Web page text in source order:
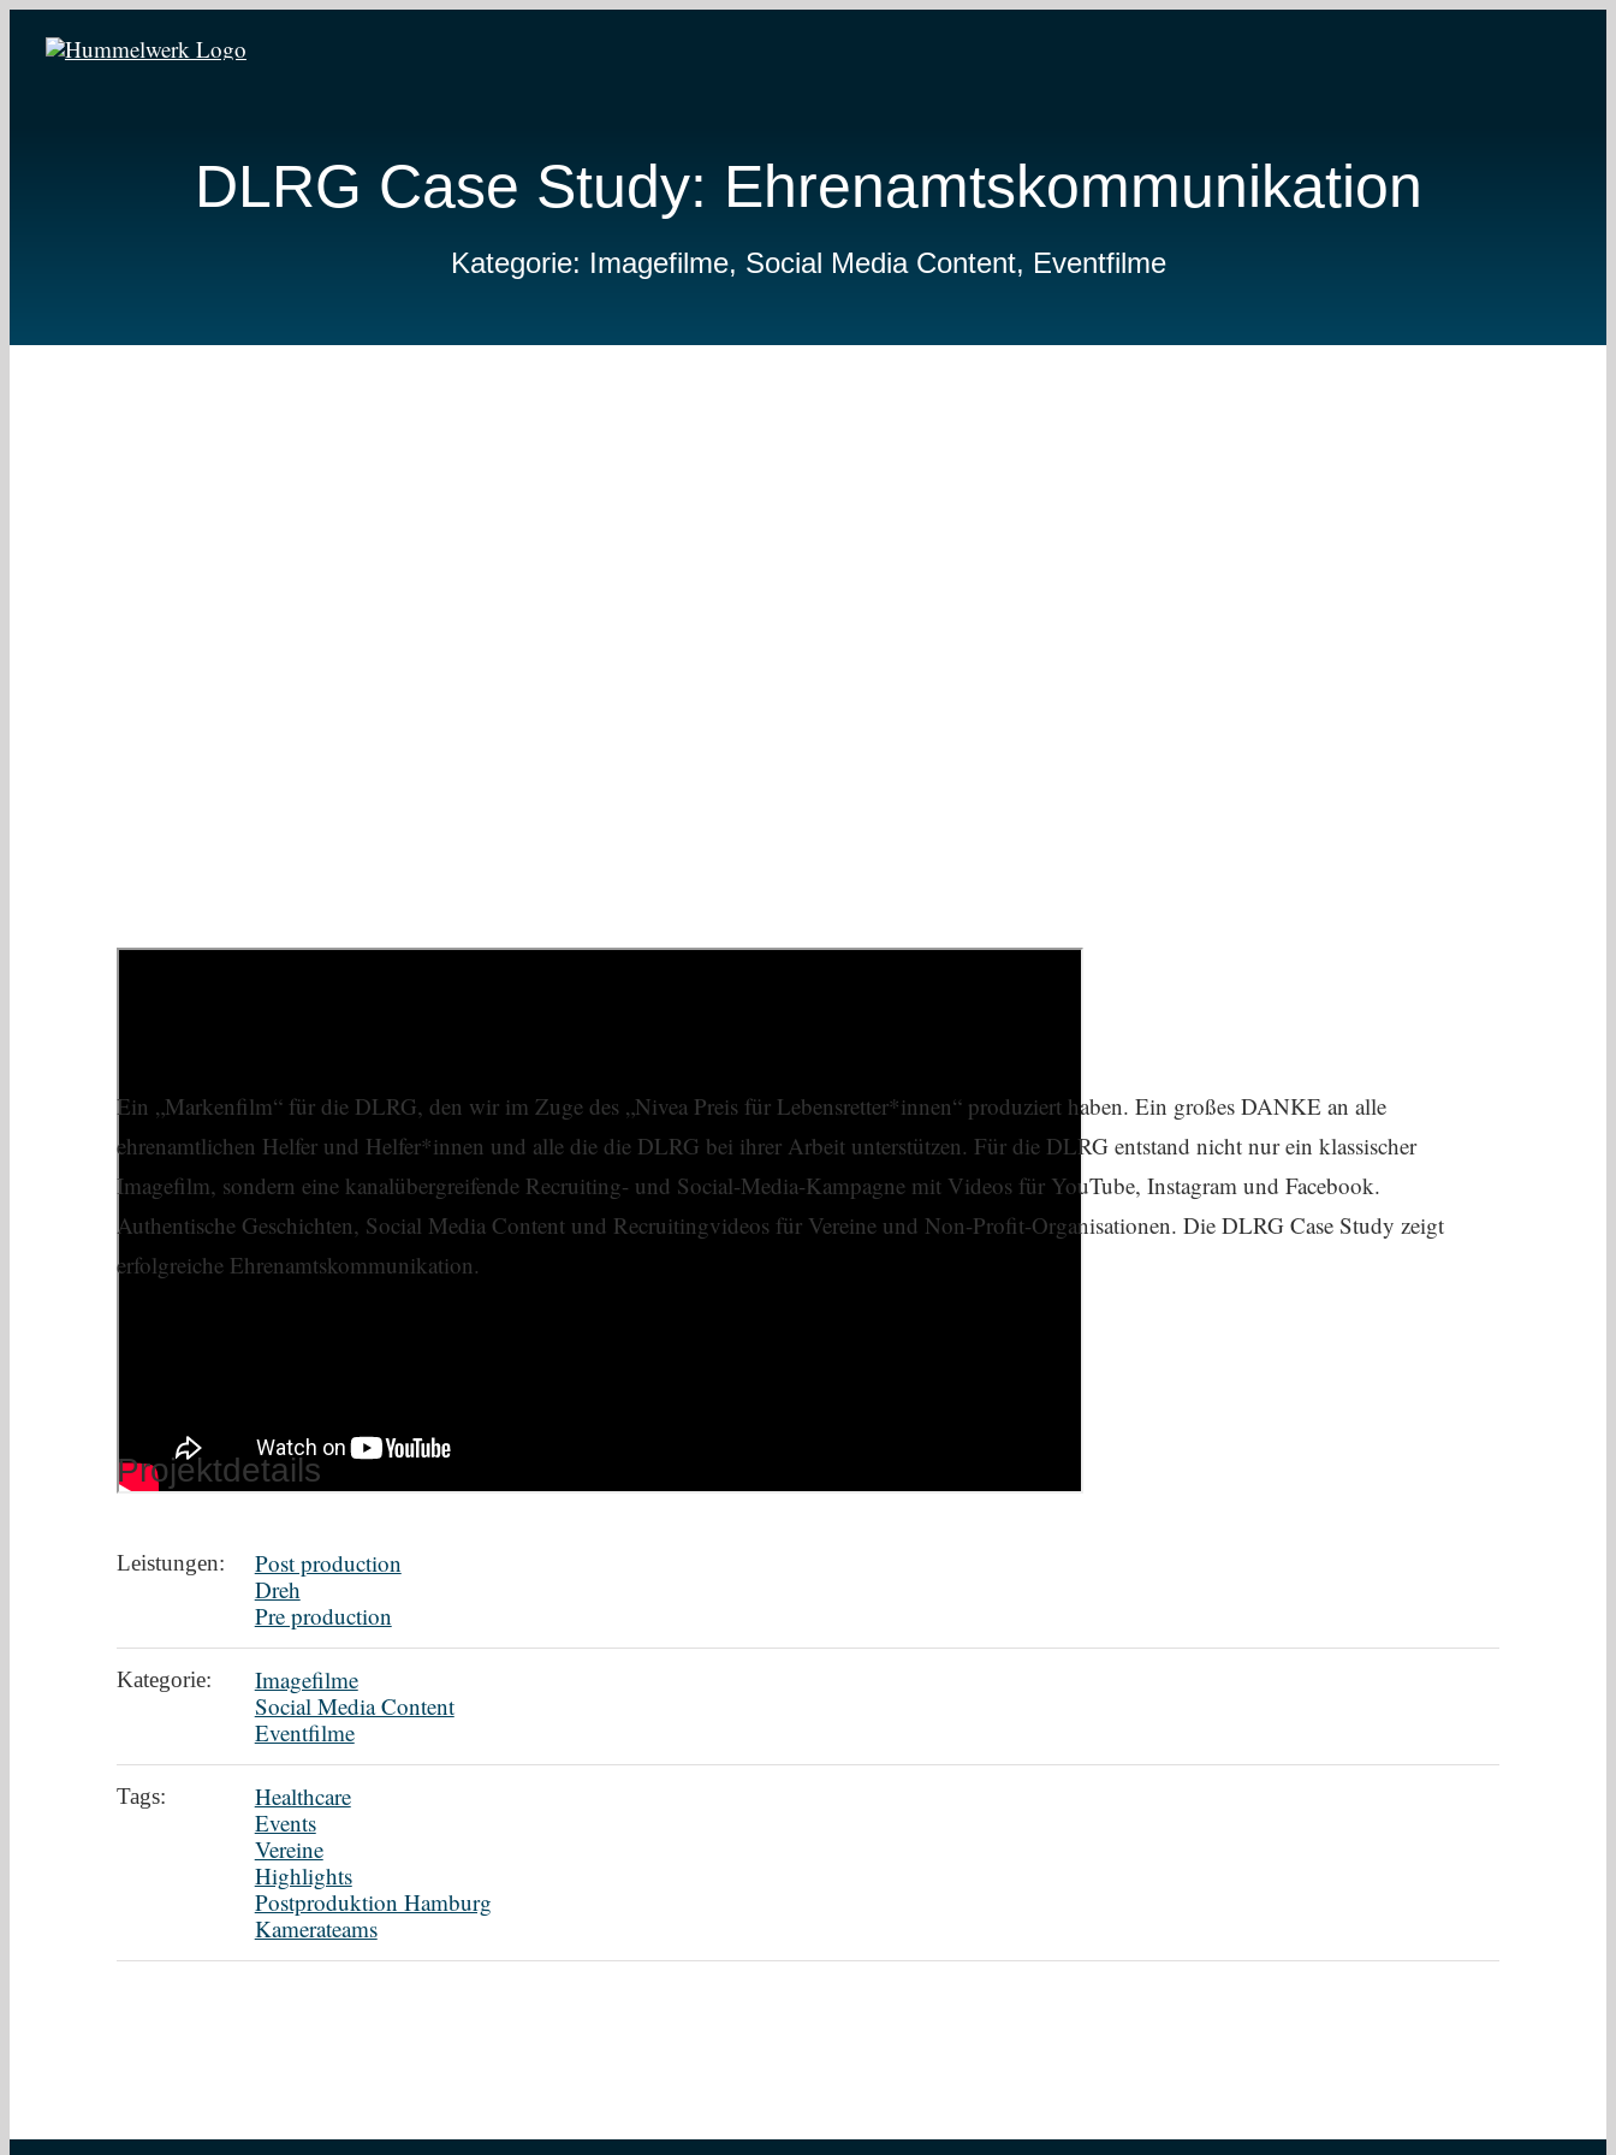
DLRG Case Study: Ehrenamtskommunikation
Kategorie: Imagefilme, Social Media Content, Eventfilme
Ein „Markenfilm“ für die DLRG, den wir im Zuge des „Nivea Preis für Lebensretter*innen“ produziert haben. Ein großes DANKE an alle
ehrenamtlichen Helfer und Helfer*innen und alle die die DLRG bei ihrer Arbeit unterstützen. Für die DLRG entstand nicht nur ein klassischer
Imagefilm, sondern eine kanalübergreifende Recruiting- und Social-Media-Kampagne mit Videos für YouTube, Instagram und Facebook.
Authentische Geschichten, Social Media Content und Recruitingvideos für Vereine und Non-Profit-Organisationen. Die DLRG Case Study zeigt
erfolgreiche Ehrenamtskommunikation.
Projektdetails
Leistungen:
Post production
Dreh
Pre production
Kategorie:
Imagefilme
Social Media Content
Eventfilme
Tags:
Healthcare
Events
Vereine
Highlights
Postproduktion Hamburg
Kamerateams